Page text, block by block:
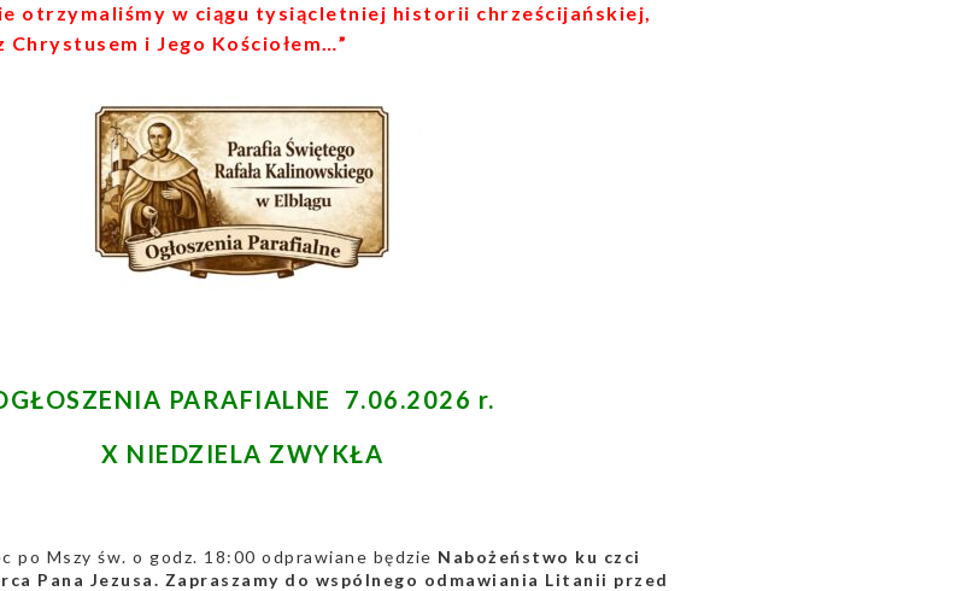
otrzymaliśmy w ciągu tysiącletniej historii chrześcijańskiej,
Chrystusem i Jego Kościołem…”
PARAFIALNE 7.06.2026 r.
X NIEDZIELA ZWYKŁA
po Mszy św. o godz. 18:00 odprawiane będzie Nabożeństwo ku czci
Pana Jezusa. Zapraszamy do wspólnego odmawiania Litanii przed